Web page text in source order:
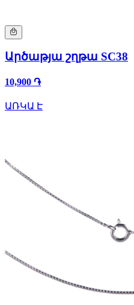
Արծաթյա շղթա SC38
10,900 ֏
ԱՌԿԱ Է